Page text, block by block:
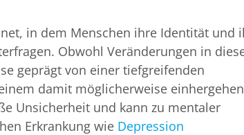
in dem Menschen ihre Identität und
Obwohl Veränderungen in
geprägt von einer tiefgreifenden
damit möglicherweise
Unsicherheit und kann zu mentaler
Erkrankung wie Depression